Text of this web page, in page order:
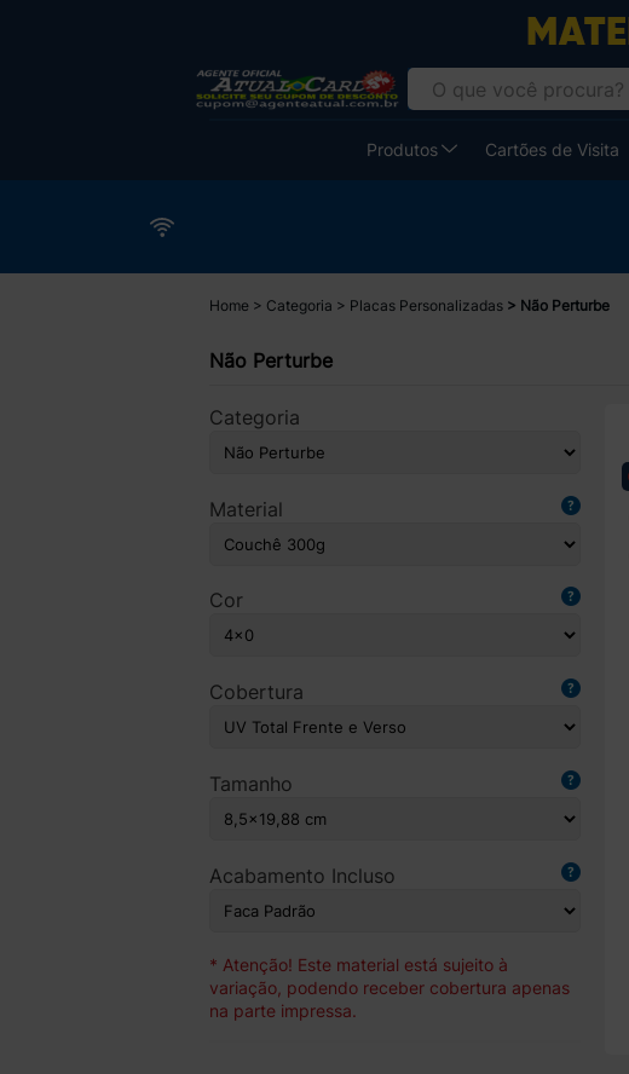
Produtos Cartões de Visita
Home Categoria Placas Personalizadas Não Perturbe
Não Perturbe
Categoria
Material
Cor
Cobertura
Tamanho
Acabamento Incluso
* Atenção! Este material está sujeito à
variação, podendo receber cobertura apenas
na parte impressa.